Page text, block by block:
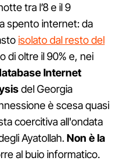
tra l’8 e il 9
spento internet: da
isolato dal resto del
di oltre il 90% e, nei
Internet
del Georgia
è scesa quasi
coercitiva all'ondata
Ayatollah.Non è la
al buio informatico.